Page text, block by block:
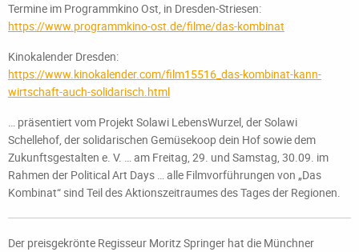
Termine im Programmkino Ost, in Dresden-Striesen:
https://www.programmkino-ost.de/filme/das-kombinat
Kinokalender Dresden:
https://www.kinokalender.com/film15516_das-kombinat-kann-
wirtschaft-auch-solidarisch.html
… präsentiert vom Projekt Solawi LebensWurzel, der Solawi
Schellehof, der solidarischen Gemüsekoop dein Hof sowie dem
Zukunftsgestalten e. V. … am Freitag, 29. und Samstag, 30.09. im
Rahmen der Political Art Days … alle Filmvorführungen von „Das
Kombinat“ sind Teil des Aktionszeitraumes des Tages der Regionen.
Der preisgekrönte Regisseur Moritz Springer hat die Münchner